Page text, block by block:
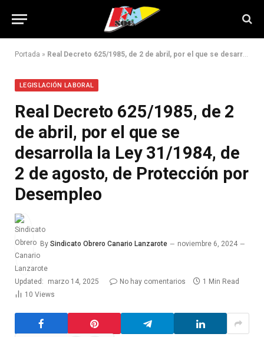
Portada » Real Decreto 625/1985, de 2 de abril, por el que se desarrolla la Ley 31/1984, de 2 de agosto, de Protección por Desempleo
LEGISLACIÓN LABORAL
Real Decreto 625/1985, de 2
de abril, por el que se
desarrolla la Ley 31/1984, de
2 de agosto, de Protección por
Desempleo
By Sindicato Obrero Canario Lanzarote noviembre 6, 2024
Updated: marzo 14, 2025 No hay comentarios
1 Min Read
10 Views